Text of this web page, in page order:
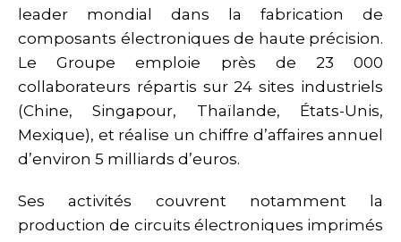
leader mondial dans la fabrication de
composants électroniques de haute précision.
Le Groupe emploie près de 23 000
collaborateurs répartis sur 24 sites industriels
(Chine, Singapour, Thaïlande, États-Unis,
Mexique), et réalise un chiffre d’affaires annuel
d’environ 5 milliards d’euros.
Ses activités couvrent notamment la
production de circuits électroniques imprimés